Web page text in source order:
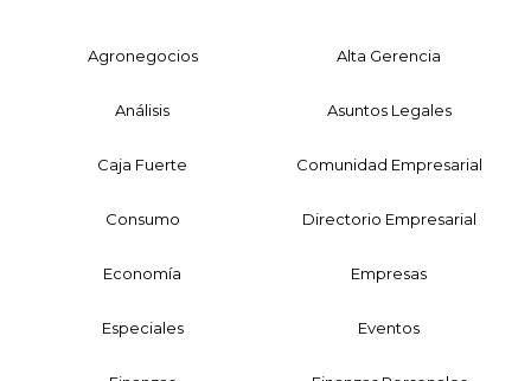
Agronegocios Alta Gerencia
Análisis Asuntos Legales
Caja Fuerte Comunidad Empresarial
Consumo Directorio Empresarial
Economía Empresas
Especiales Eventos